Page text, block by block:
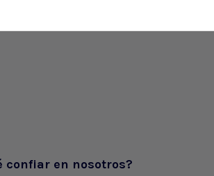
confiar en nosotros?